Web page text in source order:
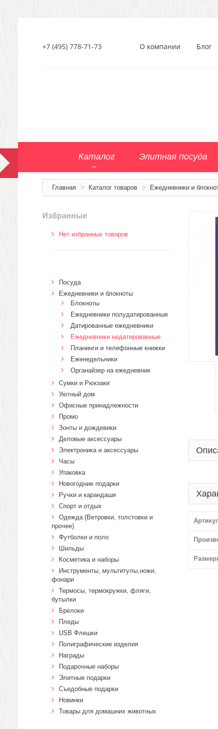
+7 (495) 778-71-73 О компании Блог
Каталог Элитная посуда
Главная > Каталог товаров > Ежедневники и
Избранные
Нет избранных товаров
Посуда
Ежедневники и блокноты
Блокноты
Ежедневники полудатированные
Датированные ежедневники
Ежедневники недатированные
Планинги и телефонные книжки
Еженедельники
Органайзер на ежедневник
Сумки и Рюкзаки
Уютный дом
Офисные принадлежности
Промо
Зонты и дождевики
Деловые аксессуары
Электроника и аксессуары
Часы
Упаковка
Новогодние подарки
Ручки и карандаши
Спорт и отдых
Одежда (Ветровки, толстовки и
прочее)
Футболки и поло
Шильды
Косметика и наборы
Инструменты, мультитулы,ножи,
фонари
Термосы, термокружки, фляги,
бутылки
Брелоки
Пледы
USB Флешки
Полиграфические изделия
Награды
Подарочные наборы
Элитные подарки
Cъедобные подарки
Новинки
Товары для домашних животных